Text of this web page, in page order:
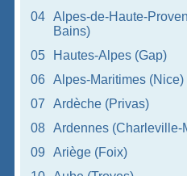
04
Alpes-de-Haute-
Bains)
05 Hautes-Alpes (Gap)
06
Alpes-Maritimes (Nice)
07
Ardèche (Privas)
08
Ardennes (Charleville-
09
Ariège (Foix)